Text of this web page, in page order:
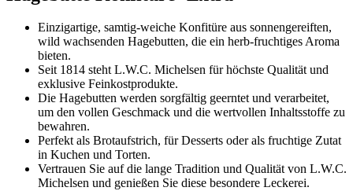
Einzigartige, samtig-weiche Konfitüre aus sonnengereiften,
wild wachsenden Hagebutten, die ein herb-fruchtiges Aroma
bieten.
Seit 1814 steht L.W.C. Michelsen für höchste Qualität und
exklusive Feinkostprodukte.
Die Hagebutten werden sorgfältig geerntet und verarbeitet,
um den vollen Geschmack und die wertvollen Inhaltsstoffe zu
bewahren.
Perfekt als Brotaufstrich, für Desserts oder als fruchtige Zutat
in Kuchen und Torten.
Vertrauen Sie auf die lange Tradition und Qualität von L.W.C.
Michelsen und genießen Sie diese besondere Leckerei.